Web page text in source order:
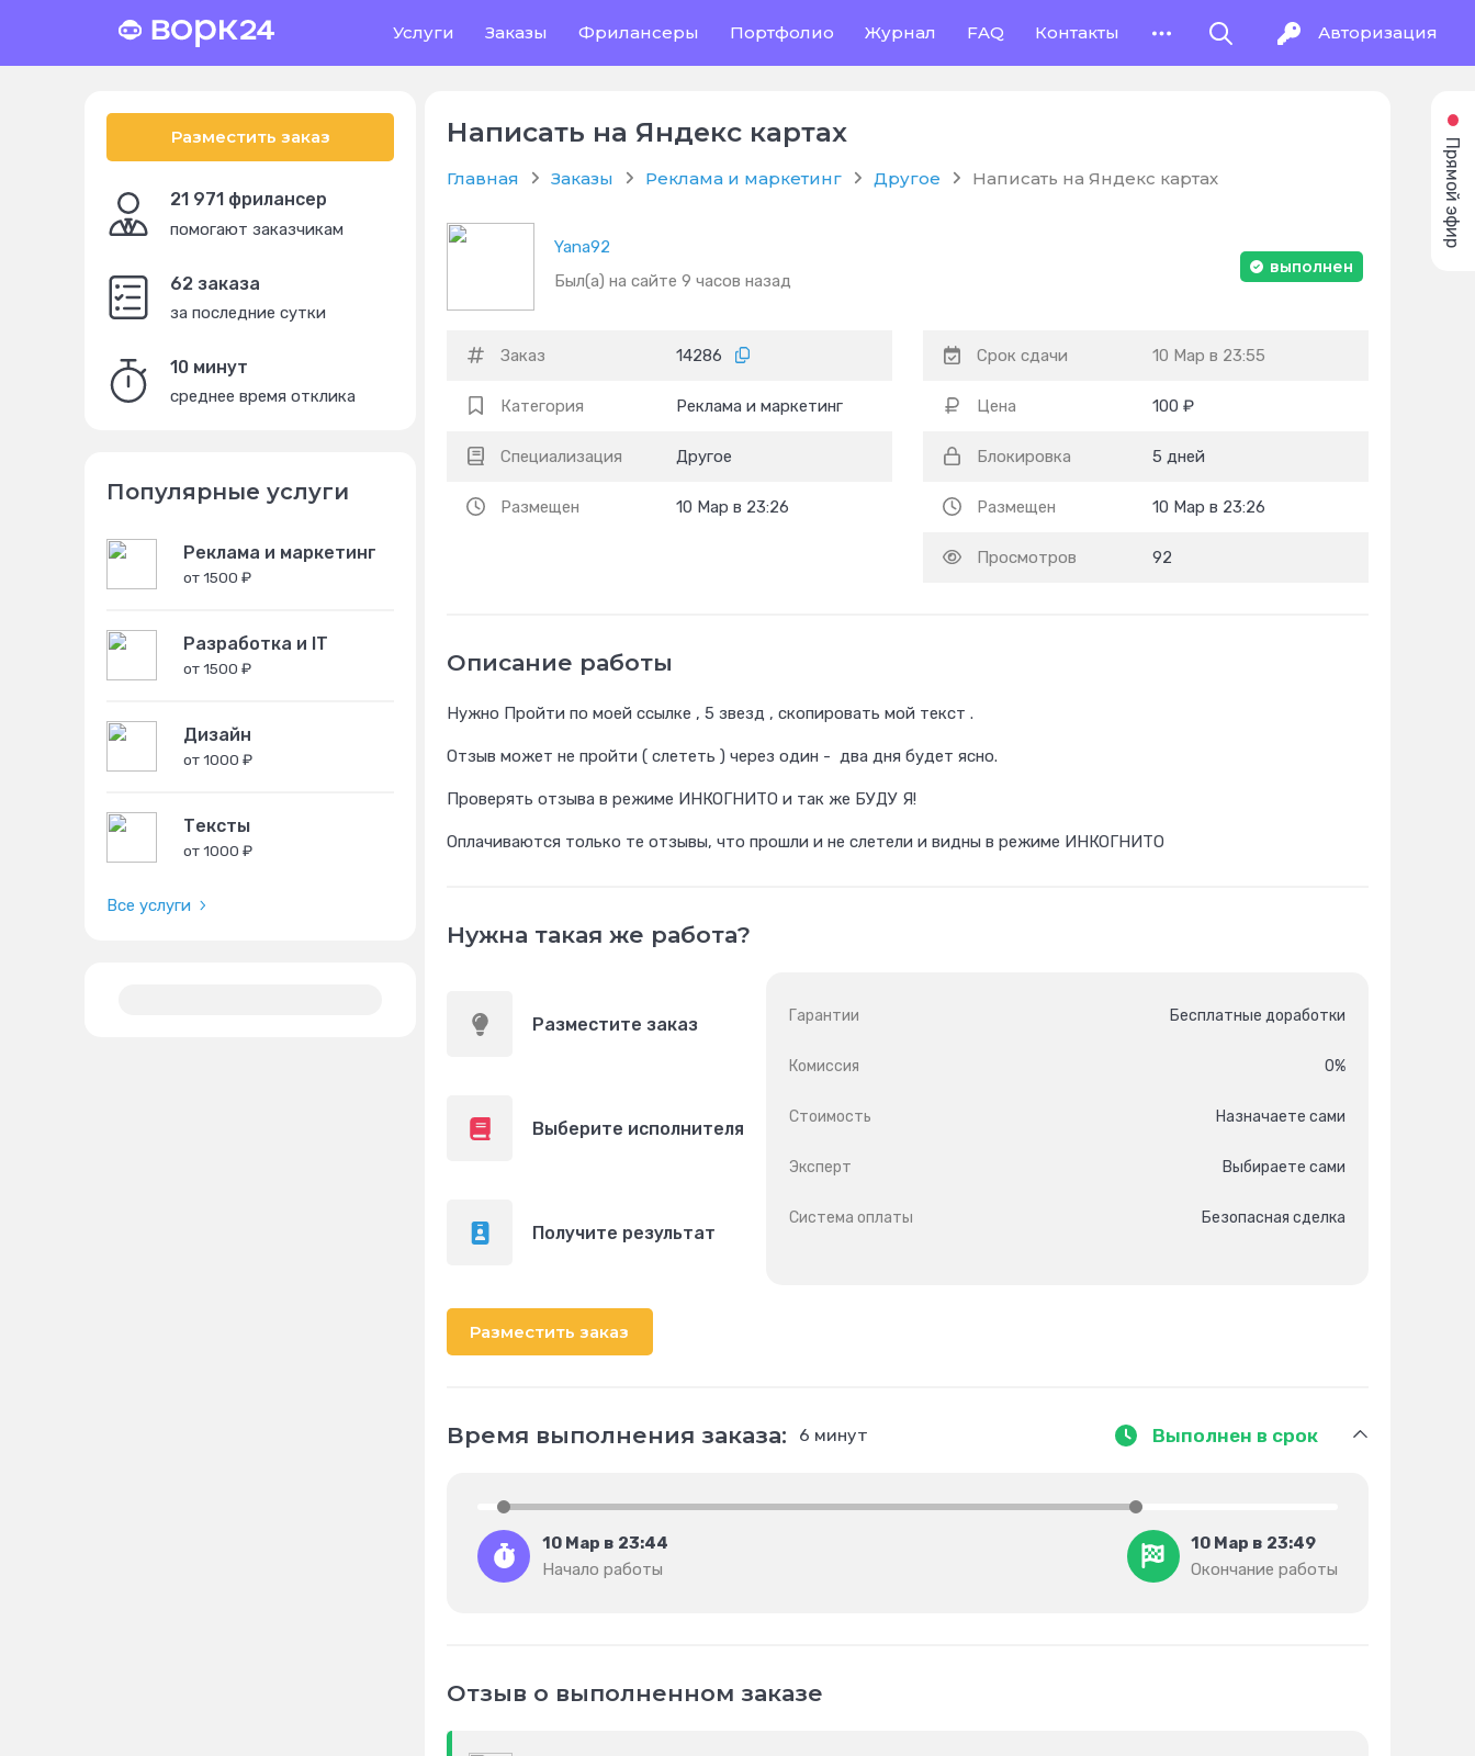
Услуги Заказы Фрилансеры Портфолио Журнал FAQ Контакты Авторизация
Разместить заказ
21 971 фрилансер
помогают заказчикам
62 заказа
за последние сутки
10 минут
среднее время отклика
Популярные услуги
Реклама и маркетинг
от 1500 ₽
Разработка и IT
от 1500 ₽
Дизайн
от 1000 ₽
Тексты
от 1000 ₽
Все услуги
Написать на Яндекс картах
Главная Заказы Реклама и маркетинг Другое Написать на Яндекс картах
Yana92
Был(а) на сайте 9 часов назад
выполнен
Заказ 14286
Категория Реклама и маркетинг
Специализация Другое
Размещен 10 Мар в 23:26
Срок сдачи 10 Мар в 23:55
Цена 100 ₽
Блокировка 5 дней
Размещен 10 Мар в 23:26
Просмотров 92
Описание работы
Нужно Пройти по моей ссылке , 5 звезд , скопировать мой текст .
Отзыв может не пройти ( слететь ) через один - два дня будет ясно.
Проверять отзыва в режиме ИНКОГНИТО и так же БУДУ Я!
Оплачиваются только те отзывы, что прошли и не слетели и видны в режиме ИНКОГНИТО
Нужна такая же работа?
Разместите заказ
Выберите исполнителя
Получите результат
Гарантии Бесплатные доработки
Комиссия 0%
Стоимость Назначаете сами
Эксперт Выбираете сами
Система оплаты Безопасная сделка
Разместить заказ
Время выполнения заказа: 6 минут Выполнен в срок
10 Мар в 23:44
Начало работы
10 Мар в 23:49
Окончание работы
Отзыв о выполненном заказе
Прямой эфир